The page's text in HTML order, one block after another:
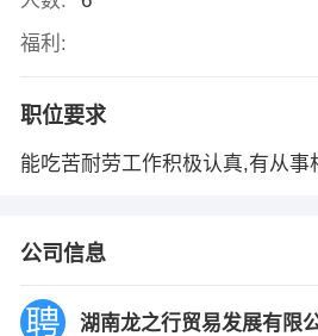
福利:
职位要求
能吃苦耐劳工作积极认真,有从事
公司信息
湖南龙之行贸易发展有限